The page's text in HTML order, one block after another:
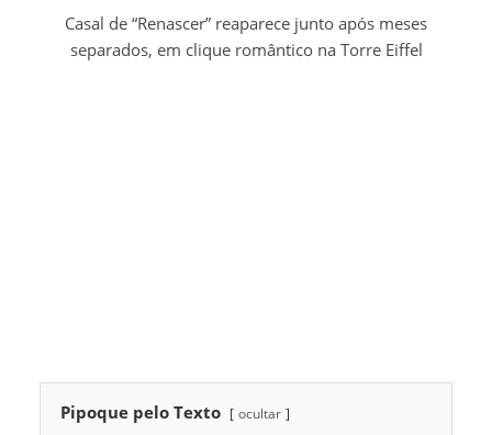
Casal de “Renascer” reaparece junto após meses
separados, em clique romântico na Torre Eiffel
Pipoque pelo Texto ocultar